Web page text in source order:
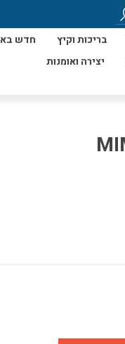
בריכות וקיץ
חדש
יצירה ואומנות